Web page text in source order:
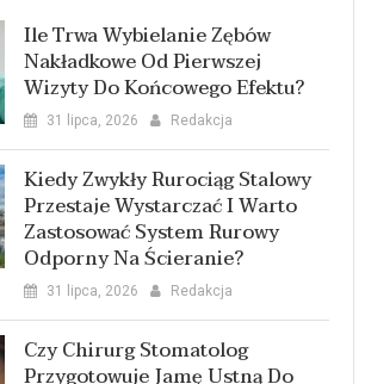
Ile Trwa Wybielanie Zębów
Nakładkowe Od Pierwszej
Wizyty Do Końcowego Efektu?
31 lipca, 2026 Redakcja
Kiedy Zwykły Rurociąg Stalowy
Przestaje Wystarczać I Warto
Zastosować System Rurowy
Odporny Na Ścieranie?
31 lipca, 2026 Redakcja
Czy Chirurg Stomatolog
Przygotowuje Jamę Ustną Do